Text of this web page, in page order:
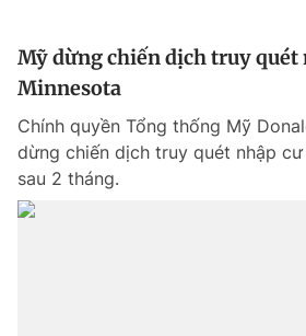
Chuyên mục khác
Chào ngày mới
Thông tin tài khoản
Đổi mật khẩu
Tin đã lưu
Tin đã xem
Mỹ dừng chiến dịch truy quét
Minnesota
Chính quyền Tổng thống Mỹ
dừng chiến dịch truy quét nhập
sau 2 tháng.